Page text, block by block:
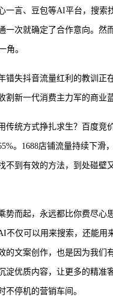
一言、豆包等AI平台，搜索
一次就确定了合作意向。然
角。
错失抖音流量红利的教训正
割新一代消费主力军的商业蓝
传统方式挣扎求生？百度竞
。1688店铺流量持续下滑
不到有效的方法，到处碰壁
势而起，永远都比你费尽心
不仅可以用来搜索，还能用
的文案创作，也是因为我们
淀优质内容，让更多的精准
不停机的营销车间。